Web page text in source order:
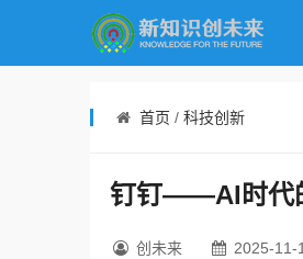
首页 / 科技创新
钉钉——AI时代
创未来 2025-11-